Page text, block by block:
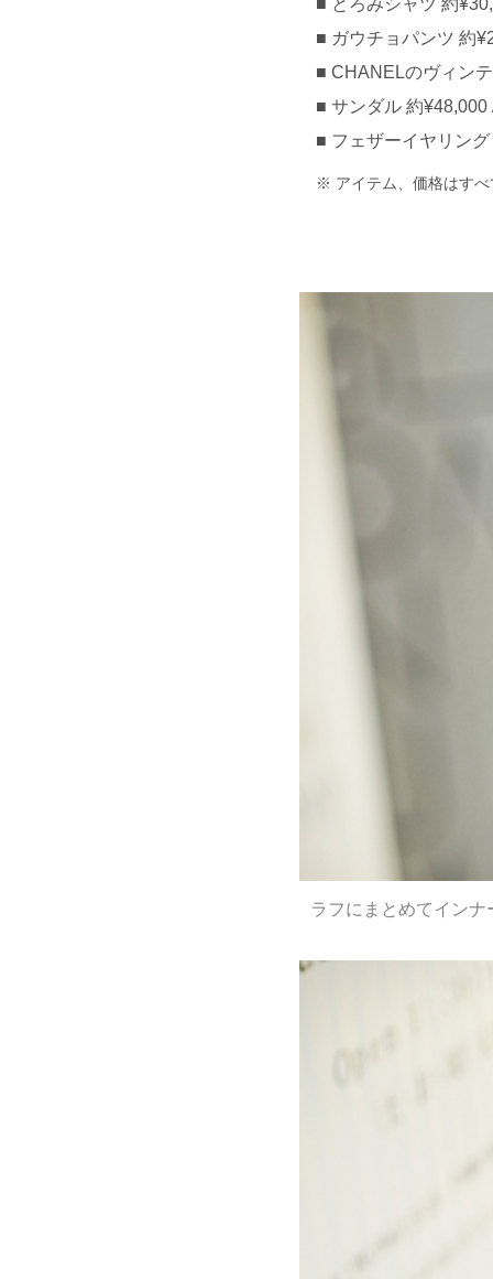
とろみシャツ 約
ガウチョパンツ 約
CHANELのヴィン
サンダル 約
フェザーイヤリン
アイテム、価格はす
ラフにまとめてイン